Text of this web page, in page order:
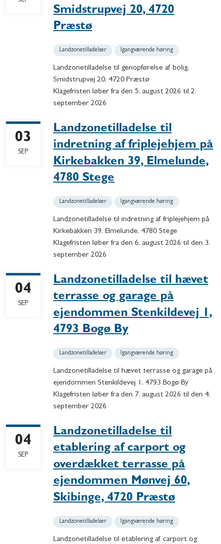
Smidstrupvej 20, 4720
Præstø
Landzonetilladelser Igangværende høring
Landzonetilladelse til genopførelse af bolig,
Smidstrupvej 20, 4720 Præstø
Klagefristen løber fra den 5. august 2026 til 2.
september 2026
Landzonetilladelse til
indretning af friplejehjem på
Kirkebakken 39, Elmelunde,
4780 Stege
03
SEP
Landzonetilladelser Igangværende høring
Landzonetilladelse til indretning af friplejehjem på
Kirkebakken 39, Elmelunde, 4780 Stege
Klagefristen løber fra den 6. august 2026 til den 3.
september 2026
Landzonetilladelse til hævet
terrasse og garage på
ejendommen Stenkildevej 1,
4793 Bogø By
04
SEP
Landzonetilladelser Igangværende høring
Landzonetilladelse til hævet terrasse og garage på
ejendommen Stenkildevej 1, 4793 Bogø By
Klagefristen løber fra den 7. august 2026 til den 4.
september 2026
Landzonetilladelse til
etablering af carport og
overdækket terrasse på
ejendommen Mønvej 60,
Skibinge, 4720 Præstø
04
SEP
Landzonetilladelser Igangværende høring
Landzonetilladelse til etablering af carport og